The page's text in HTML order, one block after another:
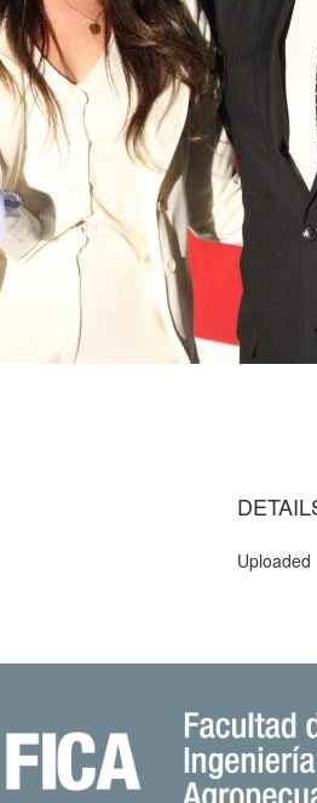
Uploaded